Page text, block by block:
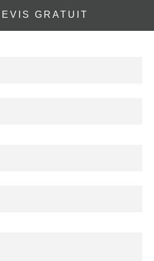
GRATUIT